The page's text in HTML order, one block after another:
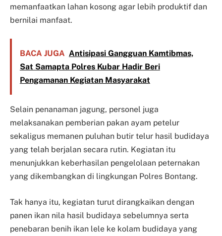
memanfaatkan lahan kosong agar lebih produktif dan
bernilai manfaat.
BACA JUGA Antisipasi Gangguan Kamtibmas,
Sat Samapta Polres Kubar Hadir Beri
Pengamanan Kegiatan Masyarakat
Selain penanaman jagung, personel juga
melaksanakan pemberian pakan ayam petelur
sekaligus memanen puluhan butir telur hasil budidaya
yang telah berjalan secara rutin. Kegiatan itu
menunjukkan keberhasilan pengelolaan peternakan
yang dikembangkan di lingkungan Polres Bontang.
Tak hanya itu, kegiatan turut dirangkaikan dengan
panen ikan nila hasil budidaya sebelumnya serta
penebaran benih ikan lele ke kolam budidaya yang